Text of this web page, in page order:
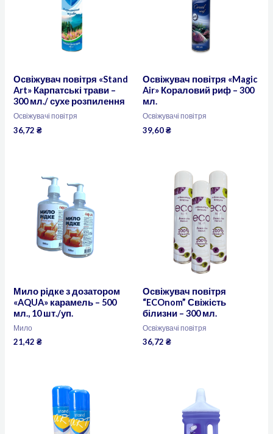
Освіжувач повітря «Stand
Art» Карпатські трави –
300 мл./ сухе розпилення
Освіжувачі повітря
36,72₴
Освіжувач повітря «Magic
Air» Кораловий риф – 300
мл.
Освіжувачі повітря
39,60₴
Мило рідке з дозатором
«AQUA» карамель – 500
мл., 10 шт./уп.
Мило
21,42₴
Освіжувач повітря
“ECOnom” Свіжість
білизни – 300 мл.
Освіжувачі повітря
36,72 ₴